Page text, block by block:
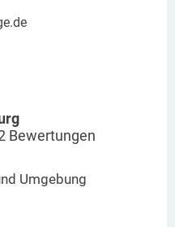
Bewertungen
Umgebung